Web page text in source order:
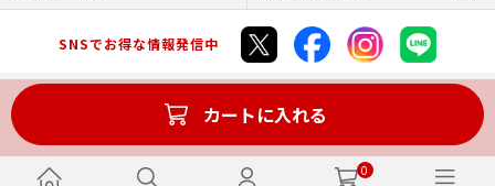
0
カートに入れる
SNSでお得な情報発信中